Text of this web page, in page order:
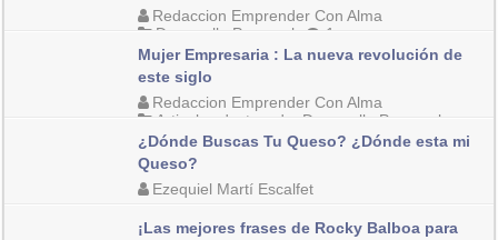
Redaccion Emprender Con Alma
Desarrollo Personal
1
Mujer Empresaria : La nueva revolución de
este siglo
Redaccion Emprender Con Alma
Articulos destacado
Desarrollo Personal
7
¿Dónde Buscas Tu Queso? ¿Dónde esta mi
Queso?
Ezequiel Martí Escalfet
¡Las mejores frases de Rocky Balboa para